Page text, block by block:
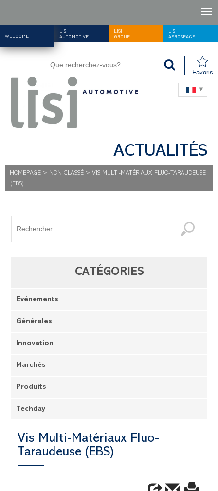
WELCOME
LISI
AUTOMOTIVE
LISI
GROUP
LISI
AEROSPACE
Favoris
ACTUALITÉS
HOMEPAGE > NON CLASSÉ > VIS MULTI-MATÉRIAUX FLUO-TARAUDEUSE
(EBS)
CATÉGORIES
Evénements
Générales
Innovation
Marchés
Produits
Techday
Vis Multi-Matériaux Fluo-
Taraudeuse (EBS)